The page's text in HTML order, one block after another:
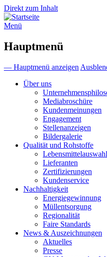
Direkt zum Inhalt
Menü
Hauptmenü
— Hauptmenü anzeigen
Über uns
Mediabroschüre
Kundenmeinungen
Engagement
Stellenanzeigen
Bildergalerie
Qualität und Rohstoffe
Lebensmittelauswahl
Lieferanten
Zertifizierungen
Kundenservice
Nachhaltigkeit
Energiegewinnung
Müllentsorgung
Regionalität
Faire Standards
News & Auszeichnungen
Aktuelles
Presse